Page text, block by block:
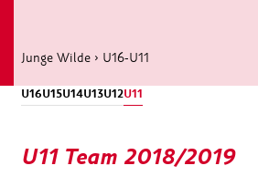
Junge Wilde › U16-U11
U16U15U14U13U12U11
U11 Team 2018/2019